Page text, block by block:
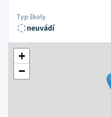
Typ školy
neuvádí
+
−